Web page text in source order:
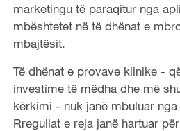
marketingu të paraqitur nga
mbështetet në të dhënat e
mbajtësit.
Të dhënat e provave klinike -
investime të mëdha dhe më
kërkimi - nuk janë mbuluar
Rregullat e reja janë hartuar